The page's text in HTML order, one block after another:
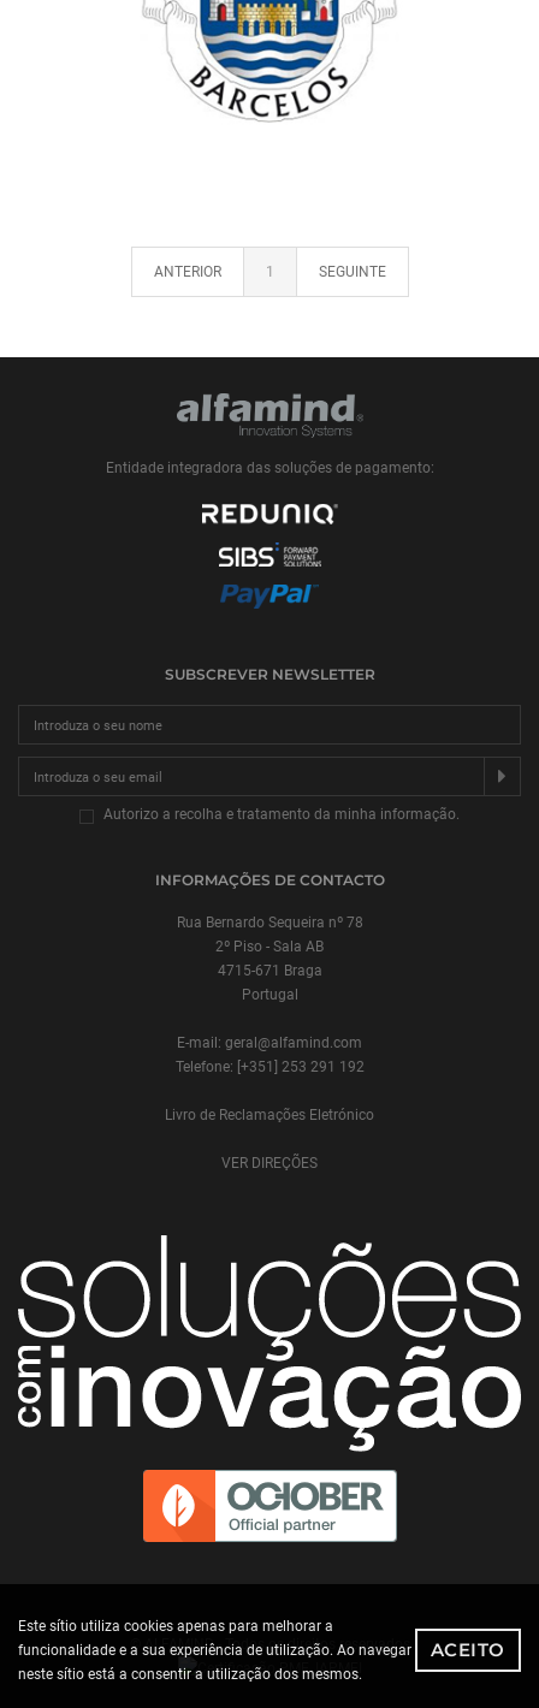
Este sítio utiliza cookies apenas para melhorar a
funcionalidade e a sua experiência de utilização. Ao navegar
neste sítio está a consentir a utilização dos mesmos.
ACEITO
MUNICÍPIO DE BARCELOS
PORTUGAL
ANTERIOR 1 SEGUINTE
Entidade integradora das soluções de pagamento:
SUBSCREVER NEWSLETTER
Autorizo a recolha e tratamento da minha informação.
INFORMAÇÕES DE CONTACTO
Rua Bernardo Sequeira nº 78
2º Piso - Sala AB
4715-671 Braga
Portugal
E-mail: geral@alfamind.com
Telefone: [+351] 253 291 192
Livro de Reclamações Eletrónico
VER DIREÇÕES
© ALFAMIND - Todos os direitos reservados